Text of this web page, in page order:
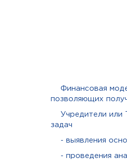
Финансовая
позволяющих
Учредители
задач
- выявления
- проведения